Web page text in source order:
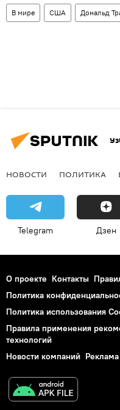
В мире США Дональд
НОВОСТИ ПОЛИТИКА
Telegram Дзен
О проекте Контакты
Политика
Политика использования
Правила применения
технологий
Новости компаний Реклама